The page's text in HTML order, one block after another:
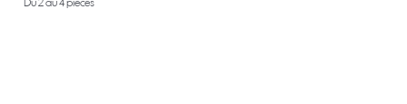
Du 2 au 4 pièces